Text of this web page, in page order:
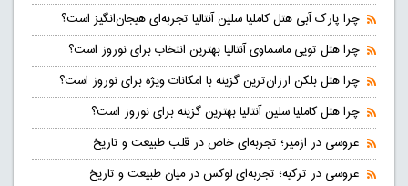
چرا پارک آبی هتل کاملیا سلین آنتالیا تجربه‌ای هیجان‌انگیز است؟
چرا هتل تویی ماسماوی آنتالیا بهترین انتخاب برای نوروز است؟
چرا هتل بلکن ارزان‌ترین گزینه با امکانات ویژه برای نوروز است؟
چرا هتل کاملیا سلین آنتالیا بهترین گزینه برای نوروز است؟
عروسی در ازمیر؛ تجربه‌ای خاص در قلب طبیعت و تاریخ
عروسی در ترکیه؛ تجربه‌ای لوکس در میان طبیعت و تاریخ